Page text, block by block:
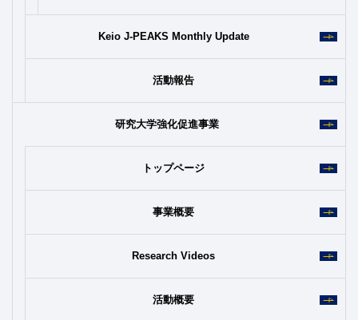
Keio J-PEAKS Monthly Update
活動報告
研究大学強化促進事業
トップページ
事業概要
Research Videos
活動概要